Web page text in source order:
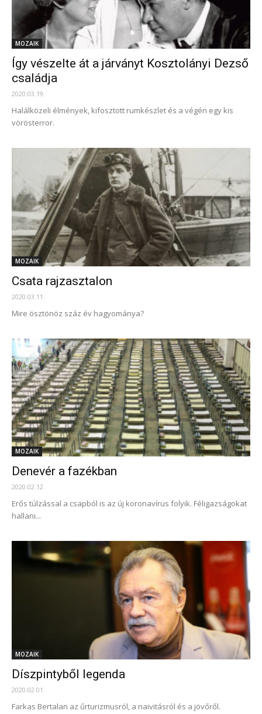
MOZAIK
Így vészelte át a járványt Kosztolányi Dezső
családja
2020.03.19.
Halálközeli élmények, kifosztott rumkészlet és a végén egy kis
vörösterror.
MOZAIK
Csata rajzasztalon
2020.03.11.
Mire ösztönöz száz év hagyománya?
MOZAIK
Denevér a fazékban
2020.02.12.
Erős túlzással a csapból is az új koronavírus folyik. Féligazságokat
hallani...
MOZAIK
Díszpintyből legenda
2020.02.01.
Farkas Bertalan az űrturizmusról, a naivitásról és a jövőről.